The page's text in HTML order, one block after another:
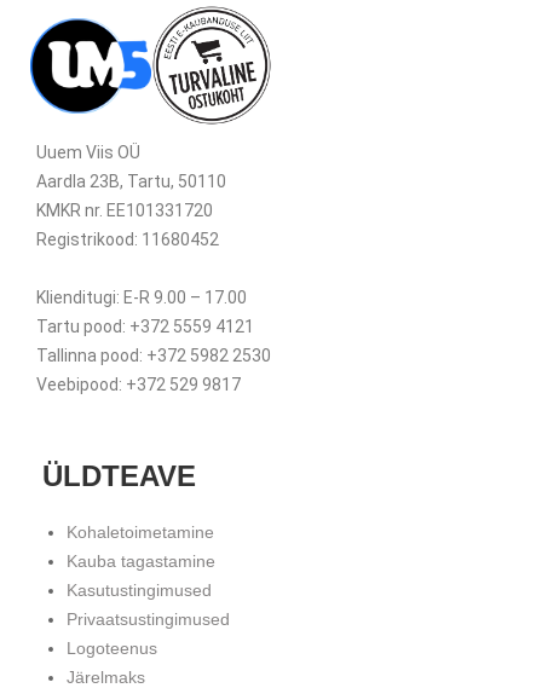
Uuem Viis OÜ
Aardla 23B, Tartu, 50110
KMKR nr. EE101331720
Registrikood: 11680452
Klienditugi: E-R 9.00 – 17.00
Tartu pood: +372 5559 4121
Tallinna pood: +372 5982 2530
Veebipood: +372 529 9817
ÜLDTEAVE
Kohaletoimetamine
Kauba tagastamine
Kasutustingimused
Privaatsustingimused
Logoteenus
Järelmaks